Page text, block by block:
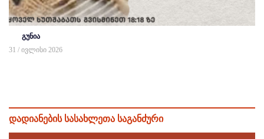
გუნია
31 / ივლისი 2026
დადიანების სასახლეთა საგანძური